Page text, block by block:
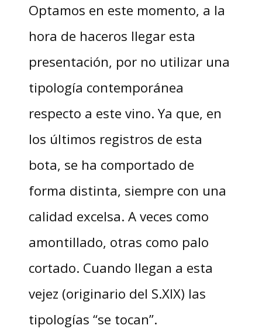
Optamos en este momento, a la
hora de haceros llegar esta
presentación, por no utilizar una
tipología contemporánea
respecto a este vino. Ya que, en
los últimos registros de esta
bota, se ha comportado de
forma distinta, siempre con una
calidad excelsa. A veces como
amontillado, otras como palo
cortado. Cuando llegan a esta
vejez (originario del S.XIX) las
tipologías “se tocan”.